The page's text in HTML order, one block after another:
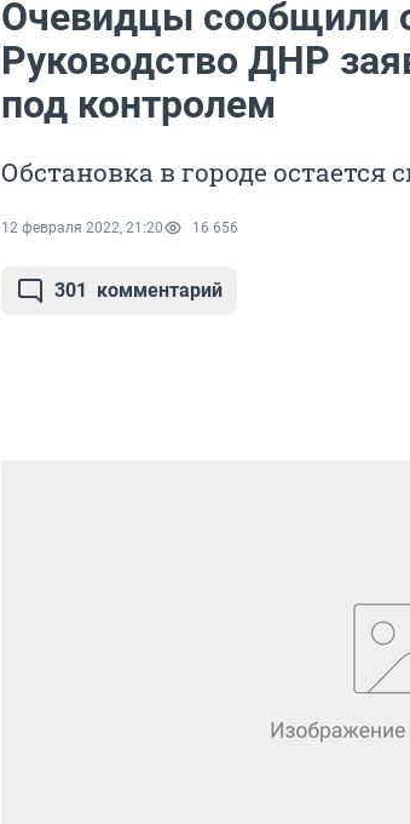
Очевидцы сообщили
Руководство ДНР
под контролем
Обстановка в городе остается
12 февраля 2022, 21:20 16 656
301 комментарий